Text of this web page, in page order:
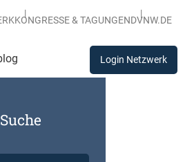
KONGRESSE & TAGUNGENDVNW.DE
Login Netzwerk
Suche